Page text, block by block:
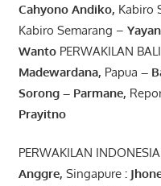
Cahyono Andiko, Kabiro
Kabiro Semarang – Yayan
WantoPERWAKILAN
Madewardana, Papua –
Sorong– Parmane,
Prayitno
PERWAKILAN
Anggre, Singapure: